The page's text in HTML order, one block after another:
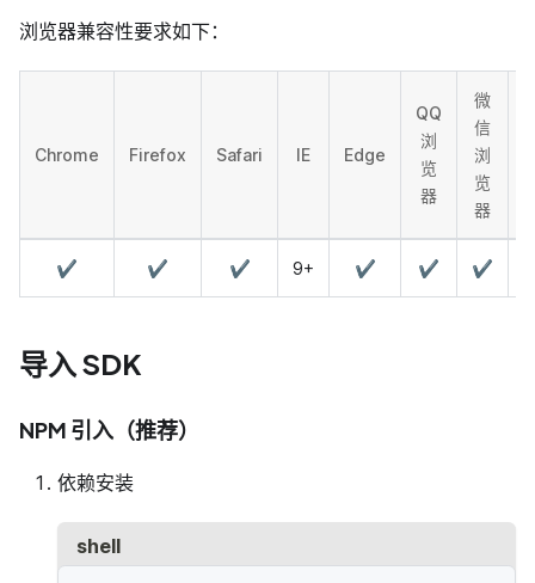
浏览器兼容性要求如下：
Chrome Firefox Safari IE Edge
QQ
浏
览
器
微
信
浏
览
器
✔️ ✔️ ✔️ 9+ ✔️ ✔️ ✔️
导入 SDK
NPM 引入（推荐）
依赖安装
shell